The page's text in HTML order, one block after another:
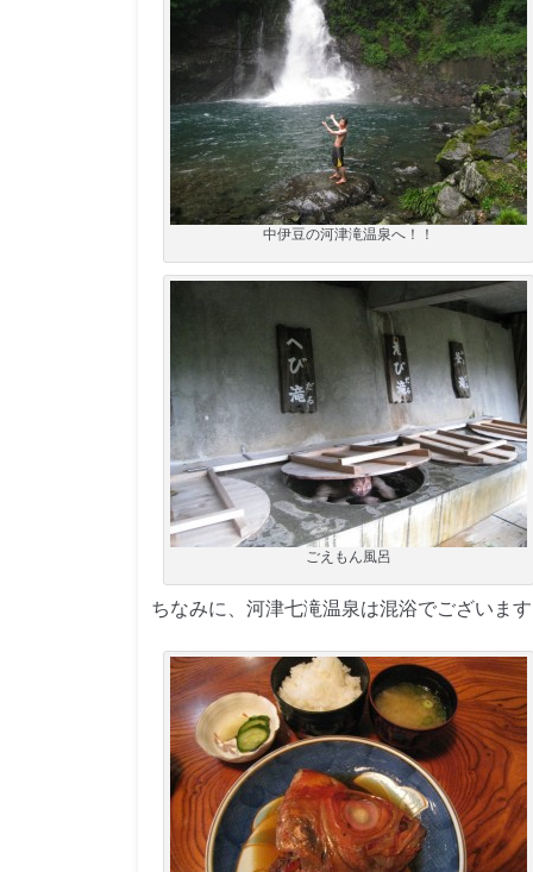
中伊豆の河津滝温泉へ！！
ごえもん風呂
ちなみに、河津七滝温泉は混浴でございま